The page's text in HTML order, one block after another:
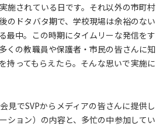
施されている日です。それ以外の市町村
のドタバタ期で、学校現場は余裕のない
最中。この時期にタイムリーな発信をす
くの教職員や保護者・市民の皆さんに知
持ってもらえたら。そんな思いで実施に
見でSVPからメディアの皆さんに提供し
ション）の内容と、多忙の中参加してい